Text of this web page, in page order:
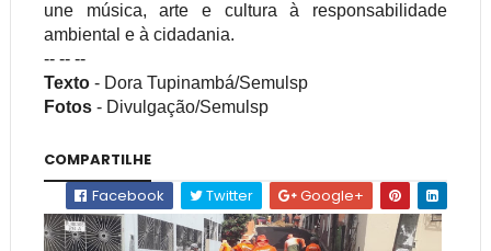
une música, arte e cultura à responsabilidade
ambiental e à cidadania.
-- -- --
Texto - Dora Tupinambá/Semulsp
Fotos - Divulgação/Semulsp
COMPARTILHE
Facebook
Twitter Google+